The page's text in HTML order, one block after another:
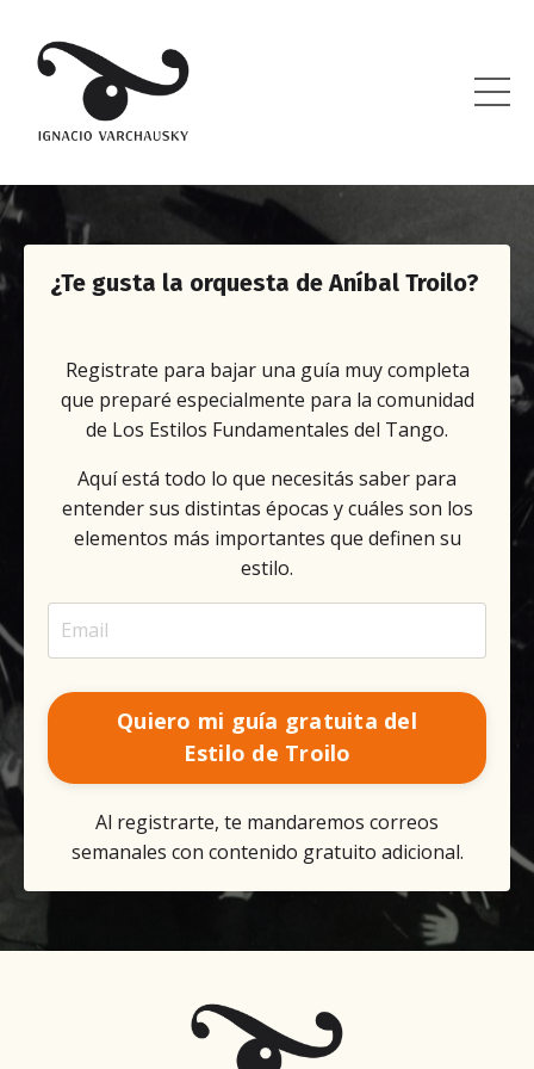
¿Te gusta la orquesta de Aníbal Troilo?
Registrate para bajar una guía muy completa
que preparé especialmente para la comunidad
de Los Estilos Fundamentales del Tango.
Aquí está todo lo que necesitás saber para
entender sus distintas épocas y cuáles son los
elementos más importantes que definen su
estilo.
Quiero mi guía gratuita del
Estilo de Troilo
Al registrarte, te mandaremos correos
semanales con contenido gratuito adicional.